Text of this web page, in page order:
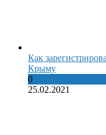
Как
Крыму
0
25.02.2021